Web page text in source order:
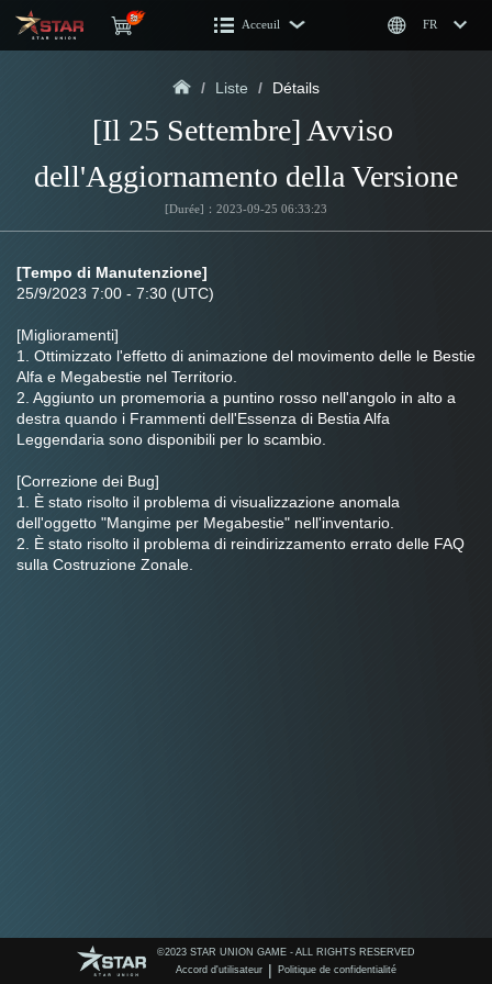
Acceuil FR
/ Liste / Détails
[Il 25 Settembre] Avviso
dell'Aggiornamento della Versione
[Durée]：2023-09-25 06:33:23
[Tempo di Manutenzione]
25/9/2023 7:00 - 7:30 (UTC)
[Miglioramenti]
1. Ottimizzato l'effetto di animazione del movimento delle le Bestie
Alfa e Megabestie nel Territorio.
2. Aggiunto un promemoria a puntino rosso nell'angolo in alto a
destra quando i Frammenti dell'Essenza di Bestia Alfa
Leggendaria sono disponibili per lo scambio.
[Correzione dei Bug]
1. È stato risolto il problema di visualizzazione anomala
dell'oggetto "Mangime per Megabestie" nell'inventario.
2. È stato risolto il problema di reindirizzamento errato delle FAQ
sulla Costruzione Zonale.
©️2023 STAR UNION GAME - ALL RIGHTS RESERVED
Accord d'utilisateur | Politique de confidentialité